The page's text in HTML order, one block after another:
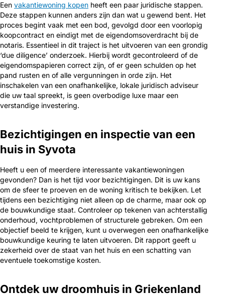
Een vakantiewoning kopen heeft een paar juridische stappen.
Deze stappen kunnen anders zijn dan wat u gewend bent. Het
proces begint vaak met een bod, gevolgd door een voorlopig
koopcontract en eindigt met de eigendomsoverdracht bij de
notaris. Essentieel in dit traject is het uitvoeren van een grondig
‘due diligence’ onderzoek. Hierbij wordt gecontroleerd of de
eigendomspapieren correct zijn, of er geen schulden op het
pand rusten en of alle vergunningen in orde zijn. Het
inschakelen van een onafhankelijke, lokale juridisch adviseur
die uw taal spreekt, is geen overbodige luxe maar een
verstandige investering.
Bezichtigingen en inspectie van een
huis in Syvota
Heeft u een of meerdere interessante vakantiewoningen
gevonden? Dan is het tijd voor bezichtigingen. Dit is uw kans
om de sfeer te proeven en de woning kritisch te bekijken. Let
tijdens een bezichtiging niet alleen op de charme, maar ook op
de bouwkundige staat. Controleer op tekenen van achterstallig
onderhoud, vochtproblemen of structurele gebreken. Om een
objectief beeld te krijgen, kunt u overwegen een onafhankelijke
bouwkundige keuring te laten uitvoeren. Dit rapport geeft u
zekerheid over de staat van het huis en een schatting van
eventuele toekomstige kosten.
Ontdek uw droomhuis in Griekenland